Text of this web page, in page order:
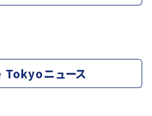
ニュース